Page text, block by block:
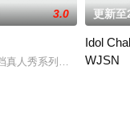
他们想说些什么呢？由
3.0
真人秀系列节目，设定在
更新至
Idol
WJSN